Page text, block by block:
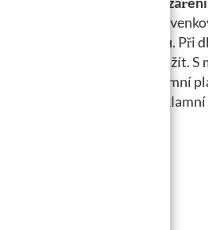
vhodné pro
tloušťkou. Při
znovu použít.
vaše reklamní
Naše